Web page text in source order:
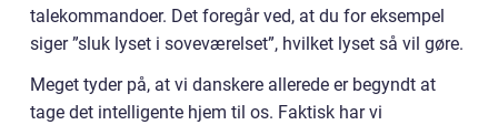
talekommandoer. Det foregår ved, at du for eksempel
siger ”sluk lyset i soveværelset”, hvilket lyset så vil gøre.
Meget tyder på, at vi danskere allerede er begyndt at
tage det intelligente hjem til os. Faktisk har vi